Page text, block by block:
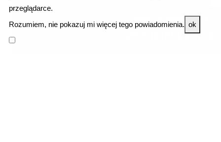
przeglądarce.
Rozumiem, nie pokazuj mi więcej tego powiadomienia. ok
Wejdź na portal Koalicji